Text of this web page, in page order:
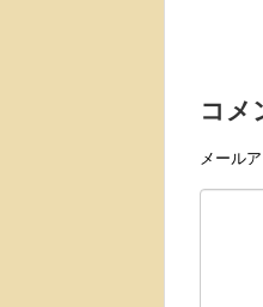
コメ
メール